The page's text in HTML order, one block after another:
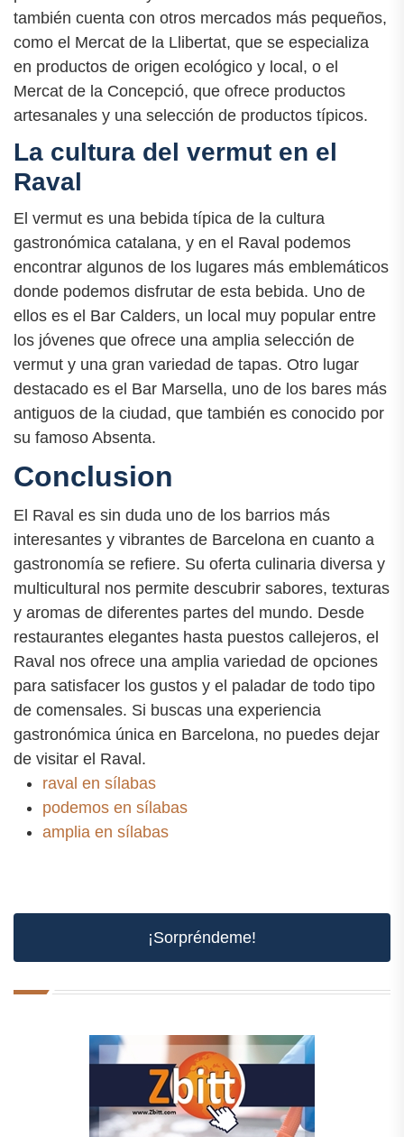
también cuenta con otros mercados más pequeños,
como el Mercat de la Llibertat, que se especializa
en productos de origen ecológico y local, o el
Mercat de la Concepció, que ofrece productos
artesanales y una selección de productos típicos.
La cultura del vermut en el
Raval
El vermut es una bebida típica de la cultura
gastronómica catalana, y en el Raval podemos
encontrar algunos de los lugares más emblemáticos
donde podemos disfrutar de esta bebida. Uno de
ellos es el Bar Calders, un local muy popular entre
los jóvenes que ofrece una amplia selección de
vermut y una gran variedad de tapas. Otro lugar
destacado es el Bar Marsella, uno de los bares más
antiguos de la ciudad, que también es conocido por
su famoso Absenta.
Conclusion
El Raval es sin duda uno de los barrios más
interesantes y vibrantes de Barcelona en cuanto a
gastronomía se refiere. Su oferta culinaria diversa y
multicultural nos permite descubrir sabores, texturas
y aromas de diferentes partes del mundo. Desde
restaurantes elegantes hasta puestos callejeros, el
Raval nos ofrece una amplia variedad de opciones
para satisfacer los gustos y el paladar de todo tipo
de comensales. Si buscas una experiencia
gastronómica única en Barcelona, no puedes dejar
de visitar el Raval.
raval en sílabas
podemos en sílabas
amplia en sílabas
¡Sorpréndeme!